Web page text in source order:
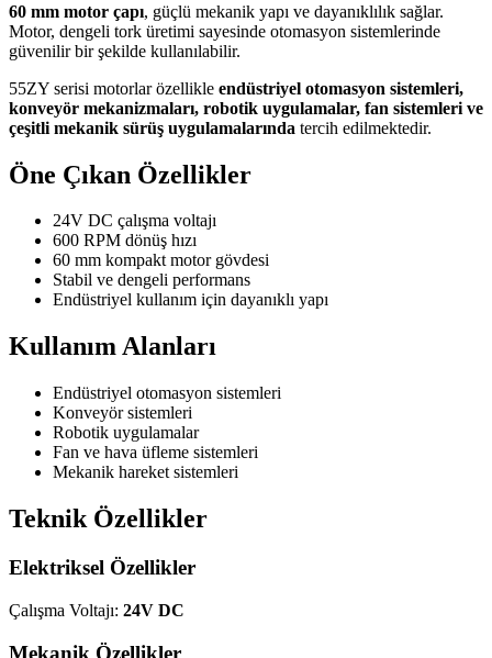
60 mm motor çapı, güçlü mekanik yapı ve dayanıklılık sağlar.
Motor, dengeli tork üretimi sayesinde otomasyon sistemlerinde
güvenilir bir şekilde kullanılabilir.
55ZY serisi motorlar özellikle endüstriyel otomasyon sistemleri,
konveyör mekanizmaları, robotik uygulamalar, fan sistemleri ve
çeşitli mekanik sürüş uygulamalarında tercih edilmektedir.
Öne Çıkan Özellikler
24V DC çalışma voltajı
600 RPM dönüş hızı
60 mm kompakt motor gövdesi
Stabil ve dengeli performans
Endüstriyel kullanım için dayanıklı yapı
Kullanım Alanları
Endüstriyel otomasyon sistemleri
Konveyör sistemleri
Robotik uygulamalar
Fan ve hava üfleme sistemleri
Mekanik hareket sistemleri
Teknik Özellikler
Elektriksel Özellikler
Çalışma Voltajı: 24V DC
Mekanik Özellikler